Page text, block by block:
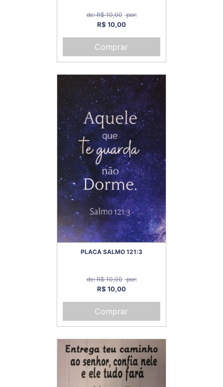
de: R$ 10,00 por:
R$ 10,00
Comprar
PLACA SALMO 121:3
de: R$ 10,00 por:
R$ 10,00
Comprar